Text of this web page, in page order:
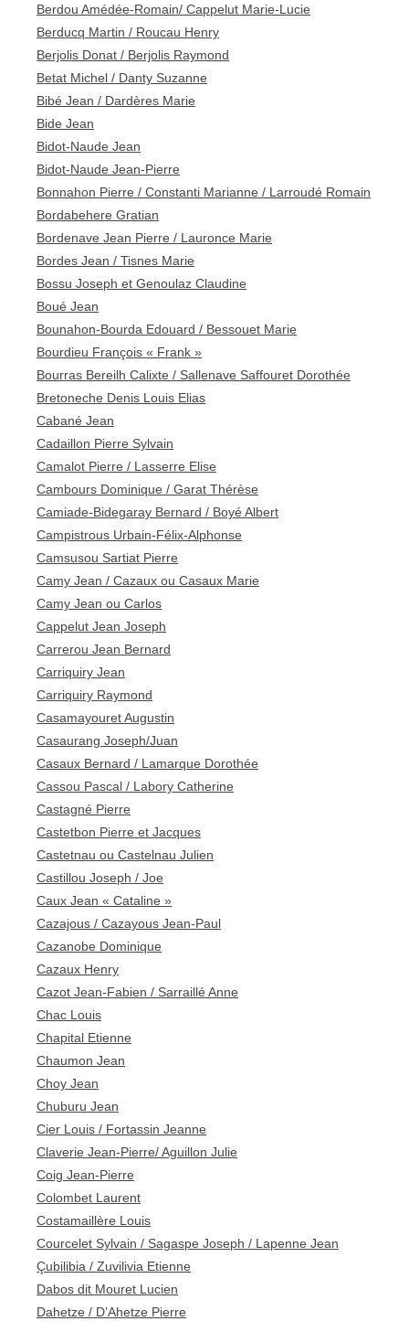
Berdou Amédée-Romain/ Cappelut Marie-Lucie
Berducq Martin / Roucau Henry
Berjolis Donat / Berjolis Raymond
Betat Michel / Danty Suzanne
Bibé Jean / Dardères Marie
Bide Jean
Bidot-Naude Jean
Bidot-Naude Jean-Pierre
Bonnahon Pierre / Constanti Marianne / Larroudé Romain
Bordabehere Gratian
Bordenave Jean Pierre / Lauronce Marie
Bordes Jean / Tisnes Marie
Bossu Joseph et Genoulaz Claudine
Boué Jean
Bounahon-Bourda Edouard / Bessouet Marie
Bourdieu François « Frank »
Bourras Bereilh Calixte / Sallenave Saffouret Dorothée
Bretoneche Denis Louis Elias
Cabané Jean
Cadaillon Pierre Sylvain
Camalot Pierre / Lasserre Elise
Cambours Dominique / Garat Thérèse
Camiade-Bidegaray Bernard / Boyé Albert
Campistrous Urbain-Félix-Alphonse
Camsusou Sartiat Pierre
Camy Jean / Cazaux ou Casaux Marie
Camy Jean ou Carlos
Cappelut Jean Joseph
Carrerou Jean Bernard
Carriquiry Jean
Carriquiry Raymond
Casamayouret Augustin
Casaurang Joseph/Juan
Casaux Bernard / Lamarque Dorothée
Cassou Pascal / Labory Catherine
Castagné Pierre
Castetbon Pierre et Jacques
Castetnau ou Castelnau Julien
Castillou Joseph / Joe
Caux Jean « Cataline »
Cazajous / Cazayous Jean-Paul
Cazanobe Dominique
Cazaux Henry
Cazot Jean-Fabien / Sarraillé Anne
Chac Louis
Chapital Etienne
Chaumon Jean
Choy Jean
Chuburu Jean
Cier Louis / Fortassin Jeanne
Claverie Jean-Pierre/ Aguillon Julie
Coig Jean-Pierre
Colombet Laurent
Costamaillère Louis
Courcelet Sylvain / Sagaspe Joseph / Lapenne Jean
Çubilibia / Zuvilivia Etienne
Dabos dit Mouret Lucien
Dahetze / D’Ahetze Pierre